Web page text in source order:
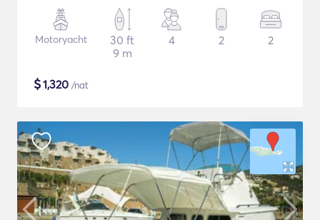
Motoryacht
30 ft
9 m
4 2 2
$1,320 /nat